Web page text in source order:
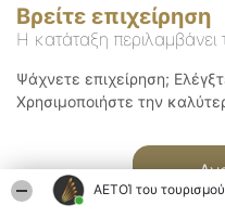
ΑΕΤΟΊ του τουρισμού
Βρείτε επιχείρηση
Η κατάταξη
Ψάχνετε επιχείρηση;
Χρησιμοποιήστε την